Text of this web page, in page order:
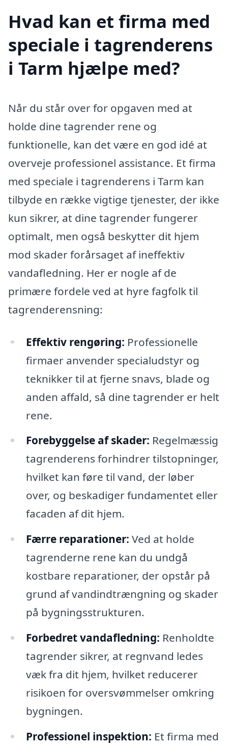
Hvad kan et firma med
speciale i tagrenderens
i Tarm hjælpe med?
Når du står over for opgaven med at
holde dine tagrender rene og
funktionelle, kan det være en god idé at
overveje professionel assistance. Et firma
med speciale i tagrenderens i Tarm kan
tilbyde en række vigtige tjenester, der ikke
kun sikrer, at dine tagrender fungerer
optimalt, men også beskytter dit hjem
mod skader forårsaget af ineffektiv
vandafledning. Her er nogle af de
primære fordele ved at hyre fagfolk til
tagrenderensning:
Effektiv rengøring: Professionelle
firmaer anvender specialudstyr og
teknikker til at fjerne snavs, blade og
anden affald, så dine tagrender er helt
rene.
Forebyggelse af skader: Regelmæssig
tagrenderens forhindrer tilstopninger,
hvilket kan føre til vand, der løber
over, og beskadiger fundamentet eller
facaden af dit hjem.
Færre reparationer: Ved at holde
tagrenderne rene kan du undgå
kostbare reparationer, der opstår på
grund af vandindtrængning og skader
på bygningsstrukturen.
Forbedret vandafledning: Renholdte
tagrender sikrer, at regnvand ledes
væk fra dit hjem, hvilket reducerer
risikoen for oversvømmelser omkring
bygningen.
Professionel inspektion: Et firma med